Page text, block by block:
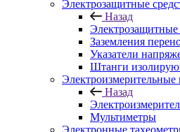
Электрозащитные
Назад
Электрозащитные
Заземления
Указатели
Штанги
Назад
Мультиметры
Электронные